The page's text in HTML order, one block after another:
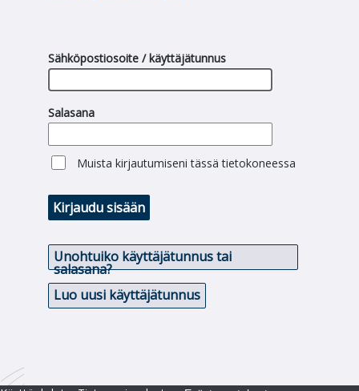
Sähköpostiosoite / käyttäjätunnus
Salasana
Muista kirjautumiseni tässä tietokoneessa
Kirjaudu sisään
Unohtuiko käyttäjätunnus tai
salasana?
Luo uusi käyttäjätunnus